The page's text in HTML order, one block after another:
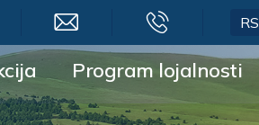
RS
Program lojalnosti